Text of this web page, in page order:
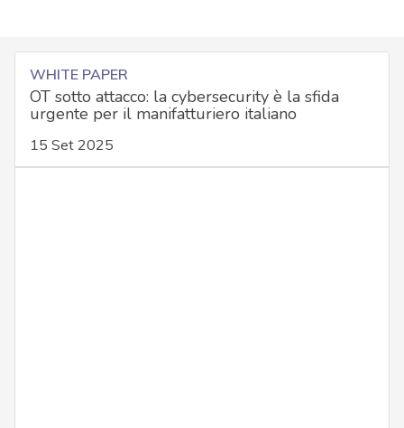
WHITE PAPER
OT sotto attacco: la cybersecurity è la sfida
urgente per il manifatturiero italiano
15 Set 2025